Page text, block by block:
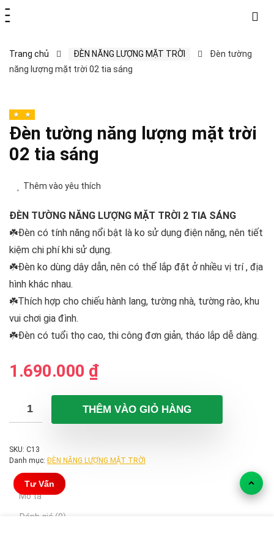
Trang chủ ĐÈN NĂNG LƯỢNG MẶT TRỜI
Đèn tường
năng lượng mặt trời 02 tia sáng
Đèn tường năng lượng mặt trời
02 tia sáng
Thêm vào yêu thích
ĐÈN TƯỜNG NĂNG LƯỢNG MẶT TRỜI 2 TIA SÁNG
☘️Đèn có tính năng nổi bật là ko sử dụng điện năng, nên tiết
kiệm chi phí khi sử dụng.
☘️Đèn ko dùng dây dẫn, nên có thể lắp đặt ở nhiều vị trí , địa
hình khác nhau.
☘️Thích hợp cho chiếu hành lang, tường nhà, tường rào, khu
vui chơi gia đình.
☘️Đèn có tuổi thọ cao, thi công đơn giản, tháo lắp dễ dàng.
1.690.000 ₫
THÊM VÀO GIỎ HÀNG
SKU: C13
Danh mục: ĐÈN NĂNG LƯỢNG MẶT TRỜI
Mô tả
Đánh giá (0)
Tư Vấn